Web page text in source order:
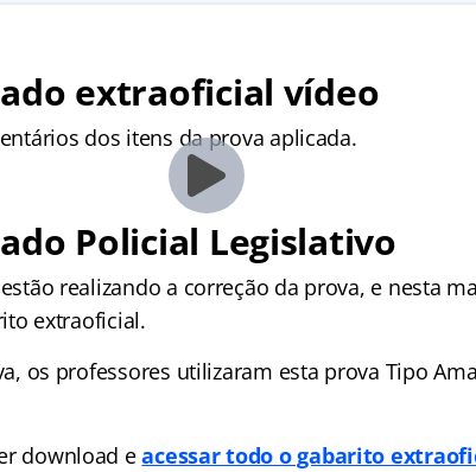
extraoficial vídeo
dos itens da prova aplicada.
Policial Legislativo
realizando a correção da prova, e nesta
extraoficial.
os professores utilizaram esta prova Tipo
download eacessar todo o gabarito